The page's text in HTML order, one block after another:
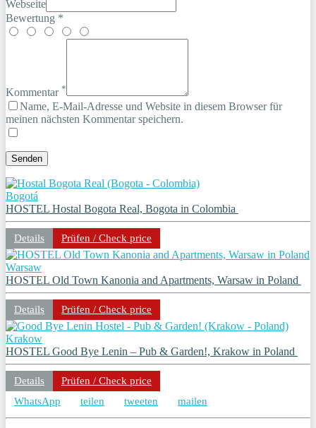
Webseite
Bewertung *
Kommentar *
Name, E-Mail-Adresse und Website in diesem Browser für
meinen nächsten Kommentar speichern.
Bogotá
HOSTEL Hostal Bogota Real, Bogota in Colombia
Details Prüfen / Check price
Warsaw
HOSTEL Old Town Kanonia and Apartments, Warsaw in Poland
Details Prüfen / Check price
Krakow
HOSTEL Good Bye Lenin – Pub & Garden!, Krakow in Poland
Details
Prüfen / Check price
WhatsApp
teilen tweeten mailen